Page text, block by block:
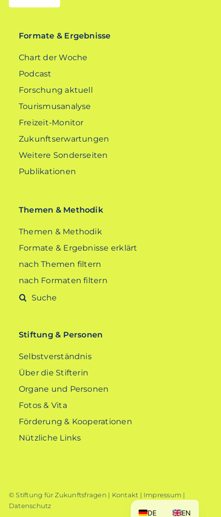
EN
Formate & Ergebnisse
Chart der Woche
Podcast
Forschung aktuell
Tourismusanalyse
Freizeit-Monitor
Zukunftserwartungen
Weitere Sonderseiten
Publikationen
Themen & Methodik
Themen & Methodik
Formate & Ergebnisse erklärt
nach Themen filtern
nach Formaten filtern
Suche
Stiftung & Personen
Selbstverständnis
Über die Stifterin
Organe und Personen
Fotos & Vita
Förderung & Kooperationen
Nützliche Links
© Stiftung für Zukunftsfragen | Kontakt | Impressum |
Datenschutz
DE EN